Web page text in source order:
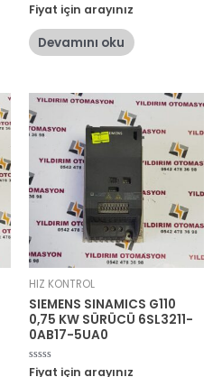
5
üzerinden
oy
aldı
Fiyat için arayınız
Devamını oku
HIZ KONTROL
SIEMENS SINAMICS G110
0,75 KW SÜRÜCÜ 6SL3211-
0AB17-5UA0
5
Fiyat için arayınız